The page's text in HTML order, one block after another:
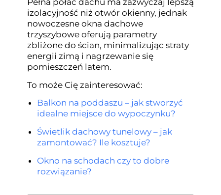
Pełna połać dachu ma zazwyczaj lepszą
izolacyjność niż otwór okienny, jednak
nowoczesne okna dachowe
trzyszybowe oferują parametry
zbliżone do ścian, minimalizując straty
energii zimą i nagrzewanie się
pomieszczeń latem.
To może Cię zainteresować:
Balkon na poddaszu – jak stworzyć
idealne miejsce do wypoczynku?
Świetlik dachowy tunelowy – jak
zamontować? Ile kosztuje?
Okno na schodach czy to dobre
rozwiązanie?